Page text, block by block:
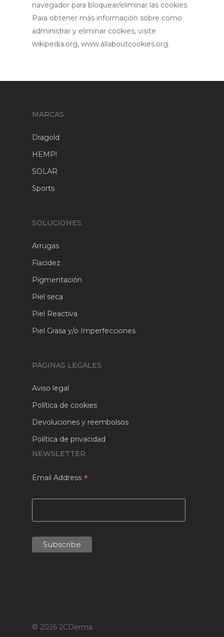
navegador para bloquear/eliminar las cookies.
Para obtener más información sobre cómo
administrar y eliminar cookies, visite
wikipedia.org, www.allaboutcookies.org.
MARCAS
Dragold
HEMP!
SOLAR
Sports
SOLUCIONES
Arrugas
Flacidez
Pigmentación
Piel seca
Piel Reactiva
Piel Grasa y/o Imperfecciones
PÁGINAS LEGALES
Aviso legal
Política de cookies
Devoluciones y reembolsos
Política de privacidad
NEWSLETTER
Email Address *
© 2026 2CDerma.